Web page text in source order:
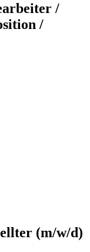
/
/
(m/w/d)